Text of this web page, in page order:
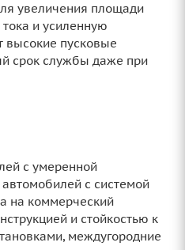
увеличения площади
и усиленную
высокие пусковые
срок службы даже при
с умеренной
с системой
на коммерческий
и стойкостью к
междугородние